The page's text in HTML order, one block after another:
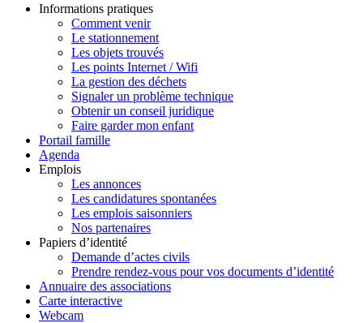
Informations pratiques
Comment venir
Le stationnement
Les objets trouvés
Les points Internet / Wifi
La gestion des déchets
Signaler un problème technique
Obtenir un conseil juridique
Faire garder mon enfant
Portail famille
Agenda
Emplois
Les annonces
Les candidatures spontanées
Les emplois saisonniers
Nos partenaires
Papiers d’identité
Demande d’actes civils
Prendre rendez-vous pour vos documents d’identité
Annuaire des associations
Carte interactive
Webcam